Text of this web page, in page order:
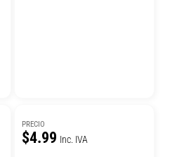
PRECIO
$4.99 Inc. IVA